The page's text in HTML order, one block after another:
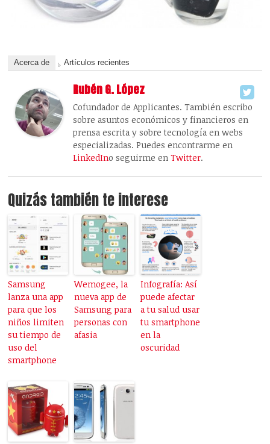
Acerca de Artículos recientes
Rubén G. López
Cofundador de Applicantes. También escribo
sobre asuntos económicos y financieros en
prensa escrita y sobre tecnología en webs
especializadas. Puedes encontrarme en
LinkedIno seguirme enTwitter.
Quizás también te interese
Samsung
lanza una app
para que los
niños limiten
su tiempo de
uso del
smartphone
Wemogee, la
nueva app de
Samsung para
personas con
afasia
Infografía: Así
puede afectar
a tu salud usar
tu smartphone
en la
oscuridad